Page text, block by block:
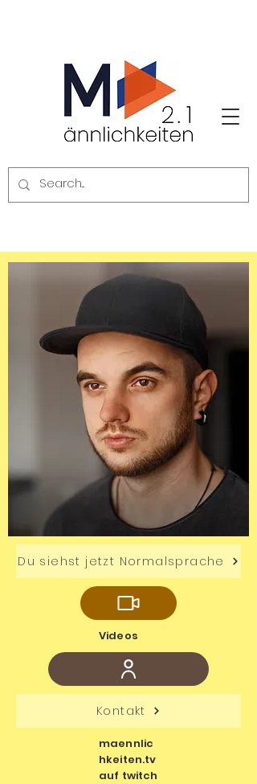
Du siehst jetzt Normalsprache
Videos
Kontakt
maennlic
hkeiten.tv
auf twitch